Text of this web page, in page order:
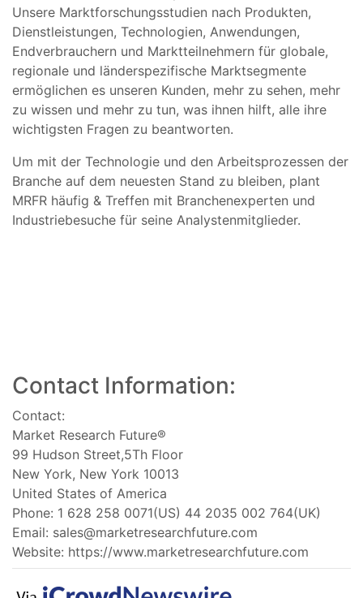
Unsere Marktforschungsstudien nach Produkten,
Dienstleistungen, Technologien, Anwendungen,
Endverbrauchern und Marktteilnehmern für globale,
regionale und länderspezifische Marktsegmente
ermöglichen es unseren Kunden, mehr zu sehen, mehr
zu wissen und mehr zu tun, was ihnen hilft, alle ihre
wichtigsten Fragen zu beantworten.
Um mit der Technologie und den Arbeitsprozessen der
Branche auf dem neuesten Stand zu bleiben, plant
MRFR häufig & Treffen mit Branchenexperten und
Industriebesuche für seine Analystenmitglieder.
Contact Information:
Contact:
Market Research Future®
99 Hudson Street,5Th Floor
New York, New York 10013
United States of America
Phone: 1 628 258 0071(US) 44 2035 002 764(UK)
Email: sales@marketresearchfuture.com
Website: https://www.marketresearchfuture.com